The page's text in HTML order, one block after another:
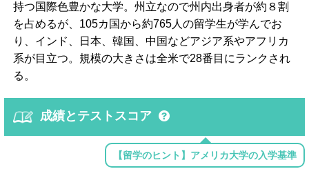
持つ国際色豊かな大学。州立なので州内出身者が約８割
を占めるが、105カ国から約765人の留学生が学んでお
り、インド、日本、韓国、中国などアジア系やアフリカ
系が目立つ。規模の大きさは全米で28番目にランクされ
る。
成績とテストスコア
【留学のヒント】アメリカ大学の入学基準